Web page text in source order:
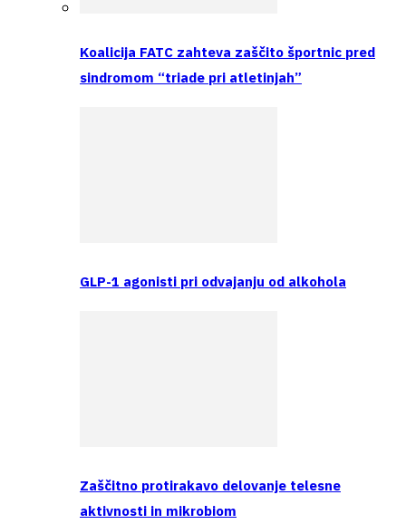
Koalicija FATC zahteva zaščito športnic pred
sindromom “triade pri atletinjah”
GLP-1 agonisti pri odvajanju od alkohola
Zaščitno protirakavo delovanje telesne
aktivnosti in mikrobiom